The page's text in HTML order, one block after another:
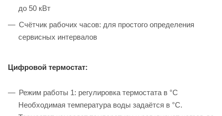
до 50 кВт
Счётчик рабочих часов: для простого определения
сервисных интервалов
Цифровой термостат:
Режим работы 1: регулировка термостата в °C
Необходимая температура воды задаётся в °C.